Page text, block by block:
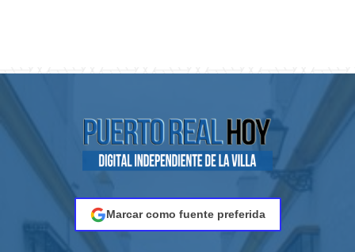
Marcar como fuente preferida